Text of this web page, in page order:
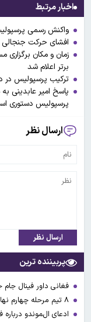
اخبار مرتبط
واکنش رسمی
افشای حرکت جنجالی
زمان و مکان
برتر اعلام شد
ترکیب پرسپولیس در دربی ۱۰۴ اعلام
پاسخ امیر عابدینی
پرسپولیس دستوری
ارسال نظر
ارسال نظر
پربیننده ترین
فغانی داور فینال
ادعای ال‌‍موندو درباره فینال جام